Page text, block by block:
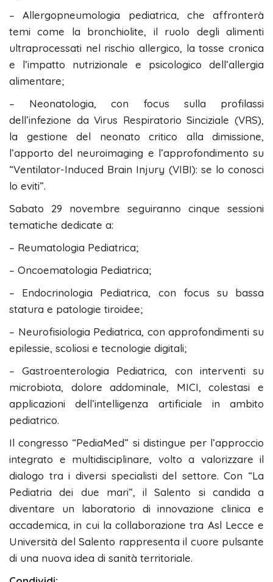
– Allergopneumologia pediatrica, che affronterà
temi come la bronchiolite, il ruolo degli alimenti
ultraprocessati nel rischio allergico, la tosse cronica
e l’impatto nutrizionale e psicologico dell’allergia
alimentare;
– Neonatologia, con focus sulla profilassi
dell’infezione da Virus Respiratorio Sinciziale (VRS),
la gestione del neonato critico alla dimissione,
l’apporto del neuroimaging e l’approfondimento su
“Ventilator-Induced Brain Injury (VIBI): se lo conosci
lo eviti”.
Sabato 29 novembre seguiranno cinque sessioni
tematiche dedicate a:
– Reumatologia Pediatrica;
– Oncoematologia Pediatrica;
– Endocrinologia Pediatrica, con focus su bassa
statura e patologie tiroidee;
– Neurofisiologia Pediatrica, con approfondimenti su
epilessie, scoliosi e tecnologie digitali;
– Gastroenterologia Pediatrica, con interventi su
microbiota, dolore addominale, MICI, colestasi e
applicazioni dell’intelligenza artificiale in ambito
pediatrico.
Il congresso “PediaMed” si distingue per l’approccio
integrato e multidisciplinare, volto a valorizzare il
dialogo tra i diversi specialisti del settore. Con “La
Pediatria dei due mari”, il Salento si candida a
diventare un laboratorio di innovazione clinica e
accademica, in cui la collaborazione tra Asl Lecce e
Università del Salento rappresenta il cuore pulsante
di una nuova idea di sanità territoriale.